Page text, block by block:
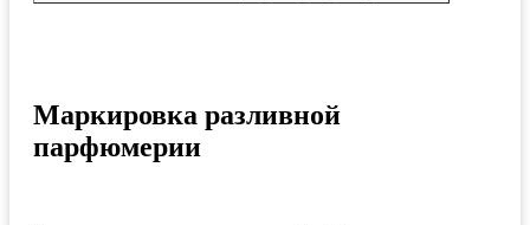
Маркировка разливной
парфюмерии